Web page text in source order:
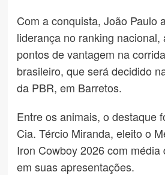
Com a conquista, João Paulo
liderança no ranking nacional,
pontos de vantagem na
brasileiro, que será decidido
da PBR, em Barretos.
Entre os animais, o destaque
Cia. Tércio Miranda, eleito o
Iron Cowboy 2026 com média
em suas apresentações.